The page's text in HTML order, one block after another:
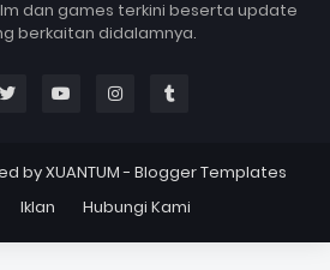
dan games terkini beserta update
berkaitan didalamnya.
byXUANTUM- Blogger Templates
Iklan Hubungi Kami